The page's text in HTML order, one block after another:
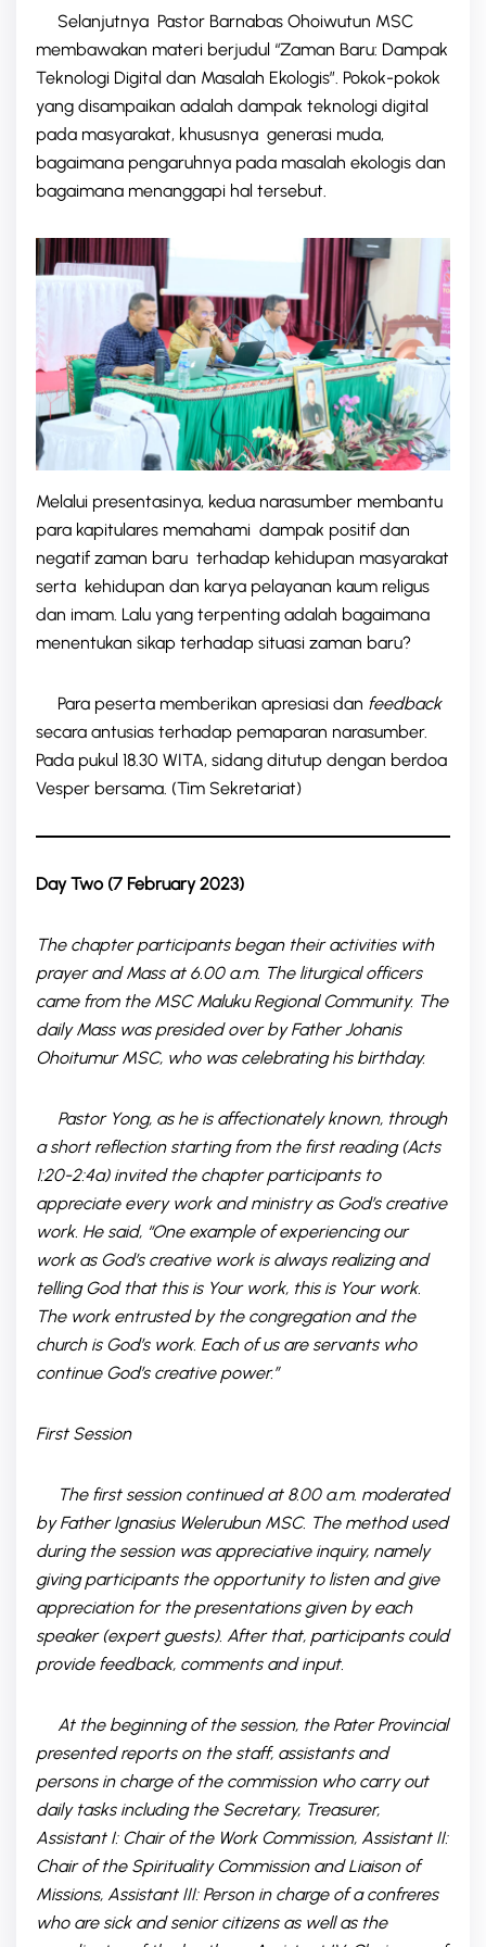
Selanjutnya Pastor Barnabas Ohoiwutun MSC
membawakan materi berjudul “Zaman Baru: Dampak
Teknologi Digital dan Masalah Ekologis”. Pokok-pokok
yang disampaikan adalah dampak teknologi digital
pada masyarakat, khususnya generasi muda,
bagaimana pengaruhnya pada masalah ekologis dan
bagaimana menanggapi hal tersebut.
Melalui presentasinya, kedua narasumber membantu
para kapitulares memahami dampak positif dan
negatif zaman baru terhadap kehidupan masyarakat
serta kehidupan dan karya pelayanan kaum religus
dan imam. Lalu yang terpenting adalah bagaimana
menentukan sikap terhadap situasi zaman baru?
Para peserta memberikan apresiasi dan feedback
secara antusias terhadap pemaparan narasumber.
Pada pukul 18.30 WITA, sidang ditutup dengan berdoa
Vesper bersama. (Tim Sekretariat)
Day Two (7 February 2023)
The chapter participants began their activities with
prayer and Mass at 6.00 a.m. The liturgical officers
came from the MSC Maluku Regional Community. The
daily Mass was presided over by Father Johanis
Ohoitumur MSC, who was celebrating his birthday.
Pastor Yong, as he is affectionately known, through
a short reflection starting from the first reading (Acts
1:20-2:4a) invited the chapter participants to
appreciate every work and ministry as God’s creative
work. He said, “One example of experiencing our
work as God’s creative work is always realizing and
telling God that this is Your work, this is Your work.
The work entrusted by the congregation and the
church is God’s work. Each of us are servants who
continue God’s creative power.”
First Session
The first session continued at 8.00 a.m. moderated
by Father Ignasius Welerubun MSC. The method used
during the session was appreciative inquiry, namely
giving participants the opportunity to listen and give
appreciation for the presentations given by each
speaker (expert guests). After that, participants could
provide feedback, comments and input.
At the beginning of the session, the Pater Provincial
presented reports on the staff, assistants and
persons in charge of the commission who carry out
daily tasks including the Secretary, Treasurer,
Assistant I: Chair of the Work Commission, Assistant II:
Chair of the Spirituality Commission and Liaison of
Missions, Assistant III: Person in charge of a confreres
who are sick and senior citizens as well as the